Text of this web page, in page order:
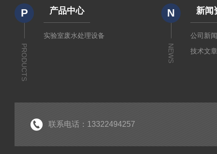
P
PRODUCTS
产品中心
实验室废水处理设备
N
NEWS
新闻
公司新
技术文
联系电话：13322494257